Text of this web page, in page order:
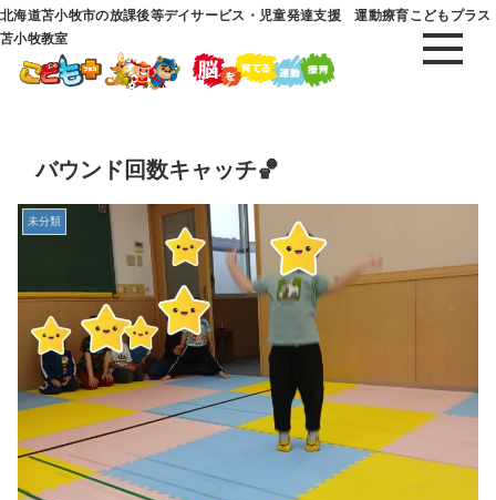
北海道苫小牧市の放課後等デイサービス・児童発達支援 運動療育こどもプラス
苫小牧教室
バウンド回数キャッチ🏀
未分類